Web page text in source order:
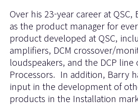
Over his 23-year career at QSC,
as the product manager for
product developed at QSC,
amplifiers, DCM crossover/
loudspeakers, and the DCP line
Processors. In addition, Barry
input in the development of
products in the Installation